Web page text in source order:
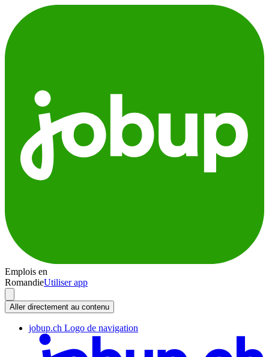
Emplois en
RomandieUtiliser app
Aller directement au contenu
jobup.ch Logo de navigation